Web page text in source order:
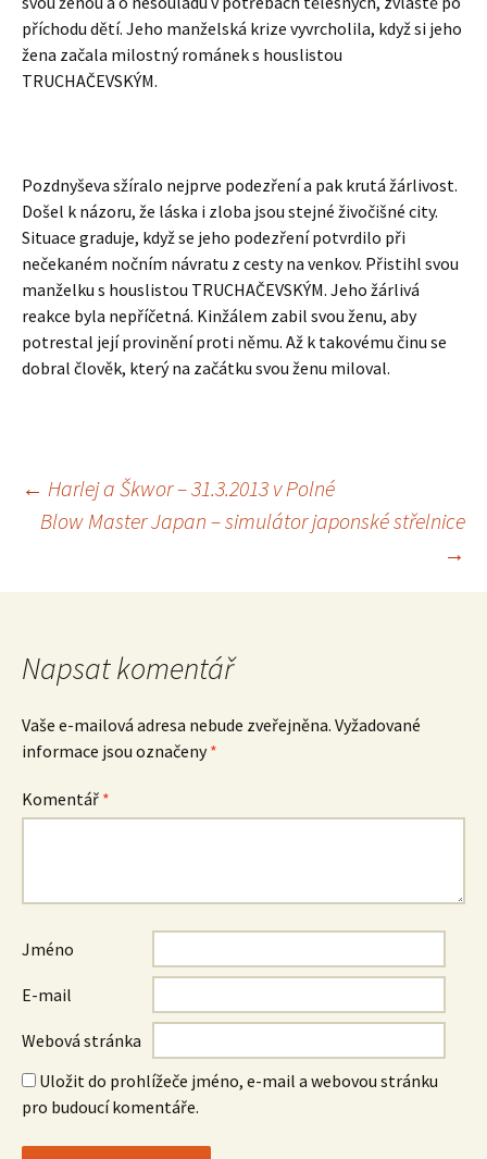
příchodu dětí. Jeho manželská krize vyvrcholila, když si jeho
žena začala milostný románek s houslistou
TRUCHAČEVSKÝM.
Pozdnyševa sžíralo nejprve podezření a pak krutá žárlivost.
Došel k názoru, že láska i zloba jsou stejné živočišné city.
Situace graduje, když se jeho podezření potvrdilo při
nečekaném nočním návratu z cesty na venkov. Přistihl svou
manželku s houslistou TRUCHAČEVSKÝM. Jeho žárlivá
reakce byla nepříčetná. Kinžálem zabil svou ženu, aby
potrestal její provinění proti němu. Až k takovému činu se
dobral člověk, který na začátku svou ženu miloval.
Navigace
pro
příspěvek
← Harlej a Škwor – 31.3.2013 v Polné
Blow Master Japan – simulátor japonské střelnice
→
Napsat komentář
Vaše e-mailová adresa nebude zveřejněna. Vyžadované
informace jsou označeny*
Komentář *
Jméno
E-mail
Webová stránka
Uložit do prohlížeče jméno, e-mail a webovou stránku
pro budoucí komentáře.